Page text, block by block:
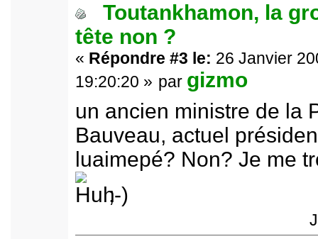
Toutankhamon, la
tête non ?
« Répondre #3 le: 26 Janvier
19:20:20 » par gizmo
un ancien ministre de la
Bauveau, actuel
luaimepé? Non? Je me
;-)